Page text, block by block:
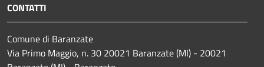
CONTATTI
Comune di Baranzate
Via Primo Maggio, n. 30 20021 Baranzate (MI) - 20021